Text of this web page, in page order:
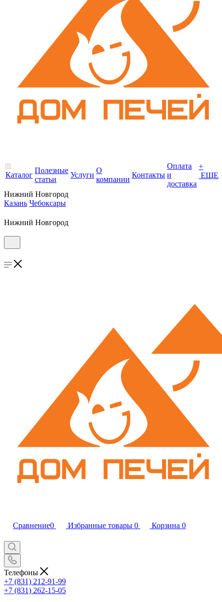
Каталог
Полезные
статьи
Услуги
О
компании
Контакты
Оплата
и
доставка
+
ЕЩЕ
Нижний Новгород
Казань Чебоксары
Нижний Новгород
Сравнение0 Избранные товары 0 Корзина 0
Телефоны
+7 (831) 212-91-99
+7 (831) 262-15-05